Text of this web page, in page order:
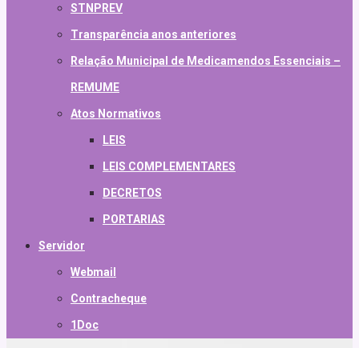
STNPREV
Transparência anos anteriores
Relação Municipal de Medicamendos Essenciais –
REMUME
Atos Normativos
LEIS
LEIS COMPLEMENTARES
DECRETOS
PORTARIAS
Servidor
Webmail
Contracheque
1Doc